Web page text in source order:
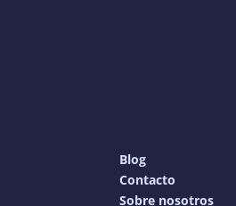
Blog
Contacto
Sobre nosotros